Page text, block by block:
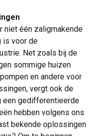
niet één zaligmakende
is voor de
Net zoals bij de
sommige huizen
en andere voor
vergt ook de
een gedifferentieerde
hebben volgens ons
bekende oplossingen